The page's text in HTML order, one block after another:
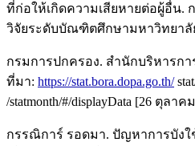
ที่ก่อให้เกิดความเสียหายต่อผู้อื่น.
วิจัยระดับบัณฑิตศึกษามหาวิทยาลัย
กรมการปกครอง. สำนักบริหารก
ที่มา: https://stat.bora.dopa.go.th/
/statmonth/#/displayData [26 ตุลาค
กรรณิการ์ รอดมา. ปัญหาการบัง